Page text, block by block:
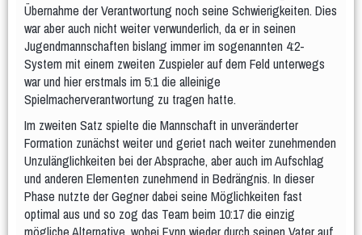
Kiga-Kids Mittwoch 3 bis 4 Jahre
Kiga-Kids Mittwoch 5 bis 6 Jahre
Schüler/innen
1.-3. Klasse Dienstag ca. 6 bis 8 Jahre
4.-6. Klasse Donnerstag ca. 8 bis 12 Jahre
1.-2. Klasse Freitag ca. 6 bis 8 Jahre
Jugendliche
Männer und Frauen
Frauengymnastik
Frauengymnastik Gr. 02 Frauengymanstik Gr. 14
Männergruppe
Er & Sie
Fit und Gesund
Übernahme der Verantwortung noch seine Schwierigkeiten. Dies
war aber auch nicht weiter verwunderlich, da er in seinen
Jugendmannschaften bislang immer im sogenannten 4:2-
System mit einem zweiten Zuspieler auf dem Feld unterwegs
war und hier erstmals im 5:1 die alleinige
Spielmacherverantwortung zu tragen hatte.
Im zweiten Satz spielte die Mannschaft in unveränderter
Formation zunächst weiter und geriet nach weiter zunehmenden
Unzulänglichkeiten bei der Absprache, aber auch im Aufschlag
und anderen Elementen zunehmend in Bedrängnis. In dieser
Phase nutzte der Gegner dabei seine Möglichkeiten fast
optimal aus und so zog das Team beim 10:17 die einzig